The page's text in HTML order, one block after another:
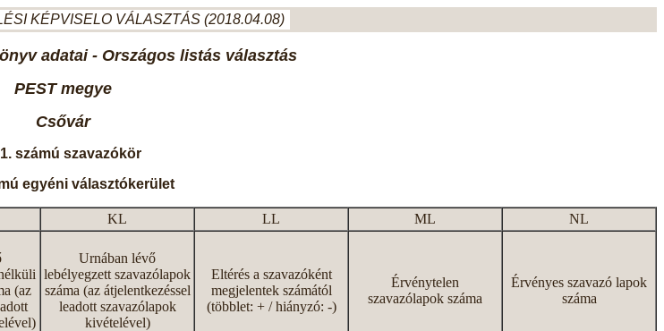
KÉPVISELO VÁLASZTÁS (2018.04.08)
adatai - Országos listás választás
PEST megye
Csővár
számú szavazókör
egyéni választókerület
KL LL ML
NL
(az
Urnában lévő
lebélyegzett szavazólapok
száma (az átjelentkezéssel
leadott szavazólapok
kivételével)
Eltérés a szavazóként
megjelentek számától
(többlet: + / hiányzó: -)
Érvénytelen
szavazólapok száma
Érvényes szavazó lapok
száma